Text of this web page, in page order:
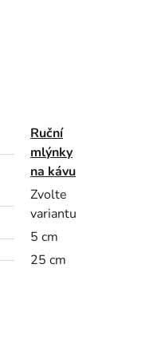
Ruční
mlýnky
na kávu
Zvolte
variantu
5 cm
25 cm